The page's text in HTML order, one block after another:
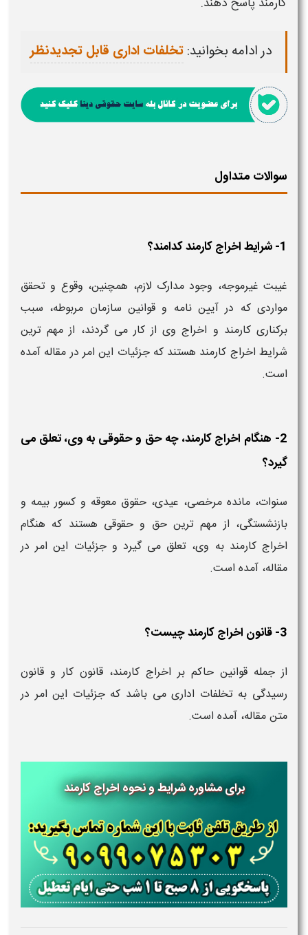
در ادامه بخوانید:تخلفات اداری قابل تجدیدنظر
سوالات متداول
1- شرایط اخراج کارمند کدامند؟
غیبت غیرموجه، وجود مدارک لازم، همچنین، وقوع و تحقق
مواردی که در آیین نامه و قوانین سازمان مربوطه، سبب
برکناری کارمند و اخراج وی از کار می گردند، از مهم ترین
شرایط اخراج کارمند هستند که جزئیات این امر در مقاله آمده
است.
2- هنگام اخراج کارمند، چه حق و حقوقی به وی، تعلق می
گیرد؟
سنوات، مانده مرخصی، عیدی، حقوق معوقه و کسور بیمه و
بازنشستگی، از مهم ترین حق و حقوقی هستند که هنگام
اخراج کارمند به وی، تعلق می گیرد و جزئیات این امر در
مقاله، آمده است.
3- قانون اخراج کارمند چیست؟
از جمله قوانین حاکم بر اخراج کارمند، قانون کار و قانون
رسیدگی به تخلفات اداری می باشد که جزئیات این امر در
متن مقاله، آمده است.
برای مشاوره شرایط و نحوه اخراج کارمند